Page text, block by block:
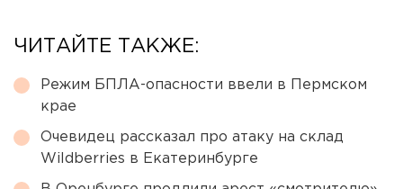
ЧИТАЙТЕ ТАКЖЕ:
Режим БПЛА-опасности ввели в Пермском
крае
Очевидец рассказал про атаку на склад
Wildberries в Екатеринбурге